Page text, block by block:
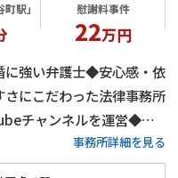
駅」 慰謝料事件
22万円
強い弁護士◆安心感・依
にこだわった法律事務所
チャンネルを運営◆不
事務所詳細を見る